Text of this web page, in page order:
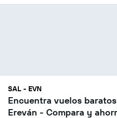
SAL - EVN
Encuentra vuelos
Ereván - Compara y